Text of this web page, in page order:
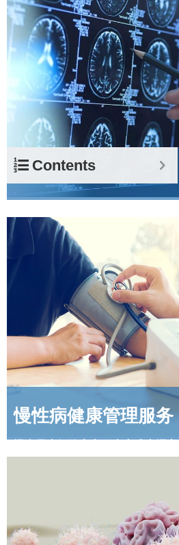
Contents
神经系统疾病健康管
有机会促进神经功能恢复和延缓疾
获得更佳生存质量
慢性病健康管理服务
通过补充干细胞有可能减少慢病